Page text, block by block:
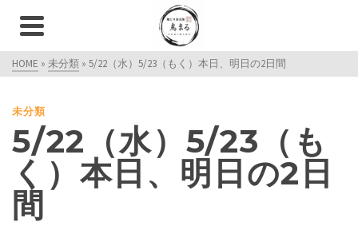
HOME » 未分類 » 5/22（水）5/23（もく）本日、明日の2日間
未分類
5/22（水）5/23（も
く）本日、明日の2日
間